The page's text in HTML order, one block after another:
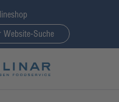
Website-Suche